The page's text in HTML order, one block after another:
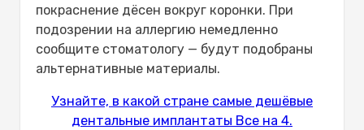
покраснение дёсен вокруг коронки. При
подозрении на аллергию немедленно
сообщите стоматологу — будут подобраны
альтернативные материалы.
Узнайте, в какой стране самые дешёвые
дентальные имплантаты Все на 4.